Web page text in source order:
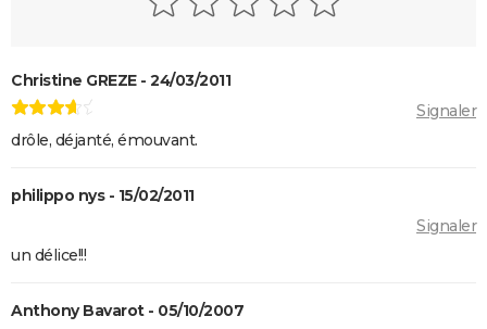
Christine GREZE - 24/03/2011
Signaler
drôle, déjanté, émouvant.
philippo nys - 15/02/2011
Signaler
un délice!!!
Anthony Bavarot - 05/10/2007